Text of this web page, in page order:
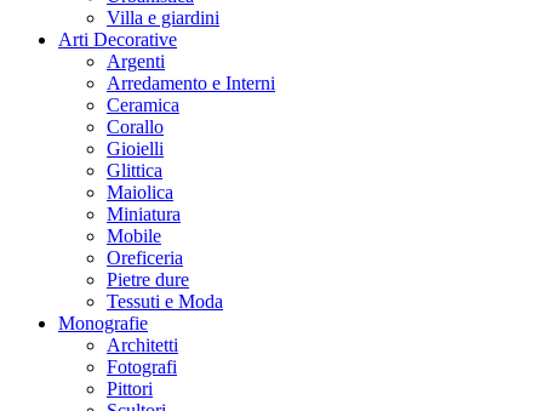
Villa e giardini
Arti Decorative
Argenti
Arredamento e Interni
Ceramica
Corallo
Gioielli
Glittica
Maiolica
Miniatura
Mobile
Oreficeria
Pietre dure
Tessuti e Moda
Monografie
Architetti
Fotografi
Pittori